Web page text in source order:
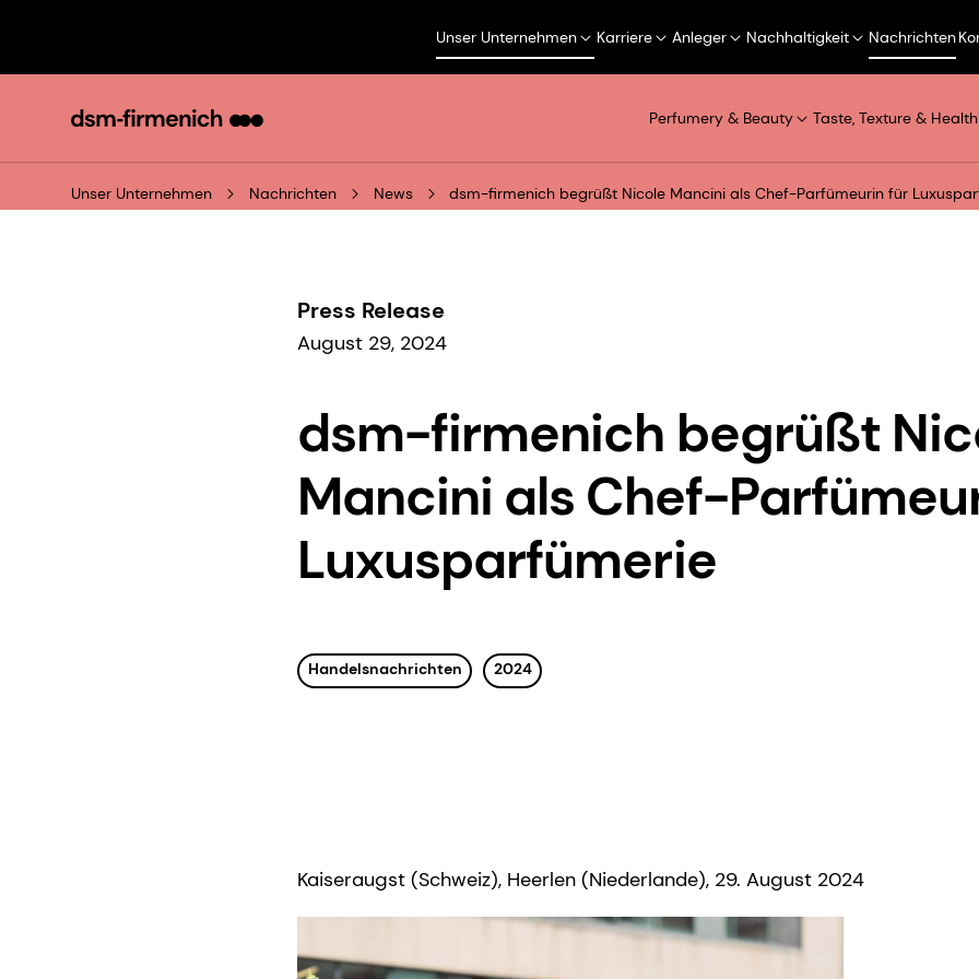
Unser Unternehmen Karriere Anleger Nachhaltigkeit Nachrichten
Perfumery & Beauty Taste, Texture & Health
Unser Unternehmen Nachrichten News dsm-firmenich begrüßt Nicole Mancini als Chef-Parfümeurin für
Press Release
August 29, 2024
dsm-firmenich begrüßt
Mancini als Chef-
Luxusparfümerie
Handelsnachrichten 2024
Kaiseraugst (Schweiz), Heerlen (Niederlande), 29. August 2024